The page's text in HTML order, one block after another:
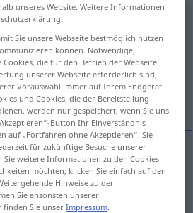
anklicken/antippen)
declarar
unseres Website. Weitere Informationen
Sie unsere Webseite bestmöglich nutzen
können. Notwendige,
die für den Betrieb der Webseite
unserer Webseite erforderlich sind,
Vorauswahl immer auf Ihrem Endgerät
und Cookies, die der Bereitstellung
werden nur gespeichert, wenn Sie uns
Button Ihr Einverständnis
auf „Fortfahren ohne Akzeptieren“. Sie
für zukünftige Besuche unserer
Sie weitere Informationen zu den Cookies
möchten, klicken Sie einfach auf den
Hinweise zu der
Sie ansonsten unserer
finden Sie unserImpressum.